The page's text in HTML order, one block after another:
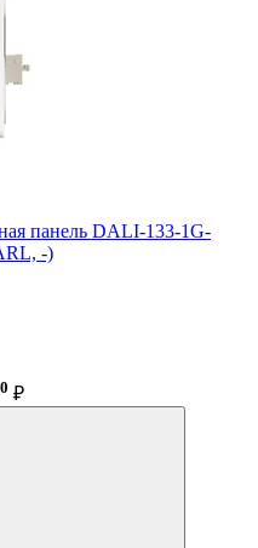
панель DALI-133-1G-
-)
₽